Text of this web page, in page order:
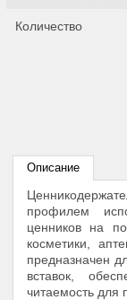
Количество
Описание
профилем
ценников на
косметики,
предназначен
вставок,
читаемость для